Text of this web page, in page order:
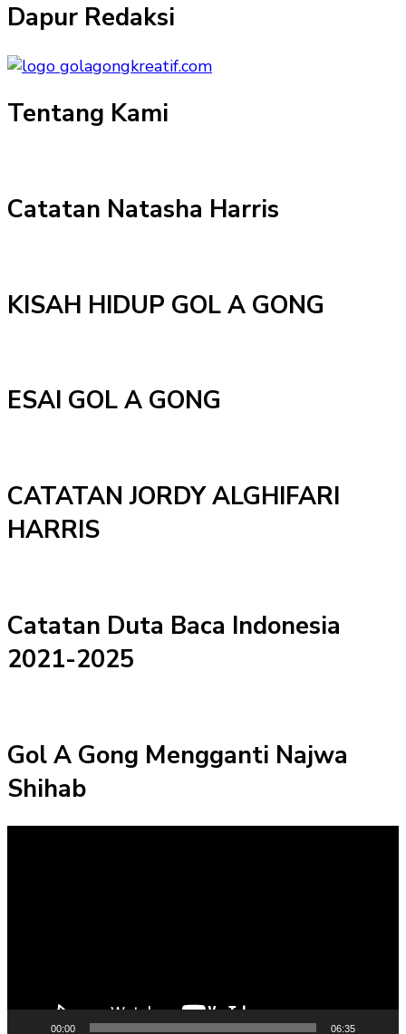
Dapur Redaksi
Tentang Kami
Catatan Natasha Harris
KISAH HIDUP GOL A GONG
ESAI GOL A GONG
CATATAN JORDY ALGHIFARI
HARRIS
Catatan Duta Baca Indonesia
2021-2025
Gol A Gong Mengganti Najwa
Shihab
00:00 06:35